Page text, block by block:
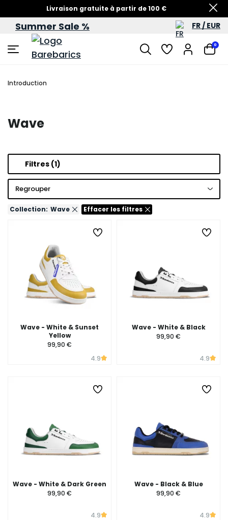
Livraison gratuite à partir de 100 €
Soldes d’été – jusqu’à -60 %
Summer Sale % FR / EUR
0
Introduction
Wave
Filtres (1)
Regrouper
Collection: Wave Effacer les filtres
Wave - White & Sunset
Yellow
99,90 €
4.9
Wave - White & Black
99,90 €
4.9
Wave - White & Dark Green
99,90 €
4.9
Wave - Black & Blue
99,90 €
4.9